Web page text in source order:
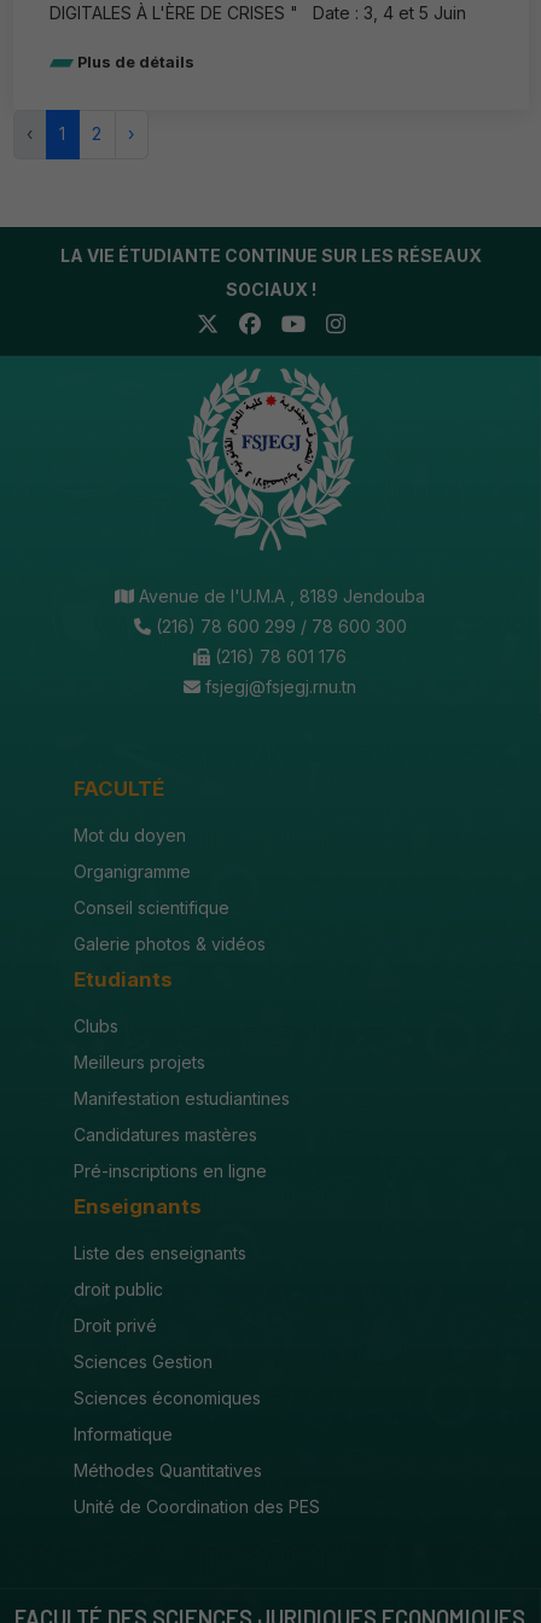
DIGITALES À L'ÈRE DE CRISES " Date : 3, 4 et 5 Juin
Plus de détails
‹ 1 2 ›
LA VIE ÉTUDIANTE CONTINUE SUR LES RÉSEAUX
SOCIAUX !
Avenue de l'U.M.A , 8189 Jendouba
(216) 78 600 299 / 78 600 300
(216) 78 601 176
fsjegj@fsjegj.rnu.tn
FACULTÉ
Mot du doyen
Organigramme
Conseil scientifique
Galerie photos & vidéos
Etudiants
Clubs
Meilleurs projets
Manifestation estudiantines
Candidatures mastères
Pré-inscriptions en ligne
Enseignants
Liste des enseignants
droit public
Droit privé
Sciences Gestion
Sciences économiques
Informatique
Méthodes Quantitatives
Unité de Coordination des PES